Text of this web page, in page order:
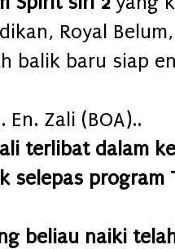
Royal
balik baru siap
En. Zali (BOA)..
terlibat dalam
selepas
beliau naiki